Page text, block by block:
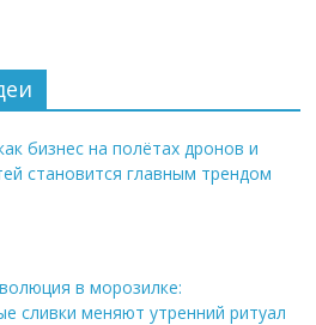
бизнес на полётах дронов и
становится главным трендом
в морозилке:
сливки меняют утренний ритуал